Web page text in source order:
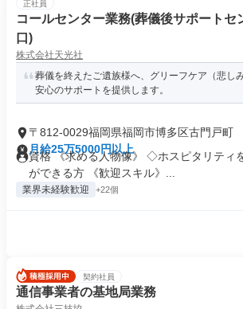
正社員
コールセンター業務(葬儀後サポートセ
口)
株式会社天光社
葬儀を終えたご遺族様へ、グリーフケア（悲し
安心のサポートを提供します。
〒812-0029福岡県福岡市博多区古門戸町
月給25万5000円以上
資格 《求める人物像》 ◇ホスピタリティ
ができる方 《歓迎スキル》...
業界未経験歓迎 +22個
契約社員
通信事業者の基地局業務